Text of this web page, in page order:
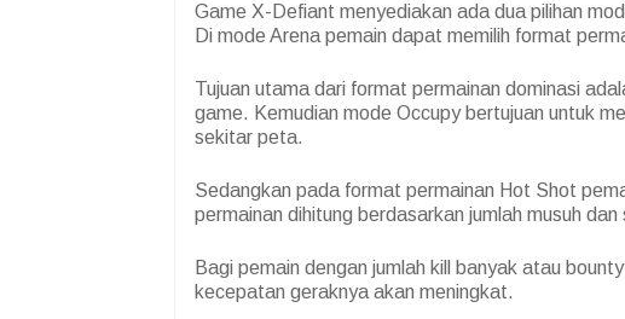
Game X-Defiant menyediakan ada dua pilihan
Di mode Arena pemain dapat memilih format
Tujuan utama dari format permainan dominasi
game. Kemudian mode Occupy bertujuan untuk
sekitar peta.
Sedangkan pada format permainan Hot Shot
permainan dihitung berdasarkan jumlah musuh
Bagi pemain dengan jumlah kill banyak atau
kecepatan geraknya akan meningkat.